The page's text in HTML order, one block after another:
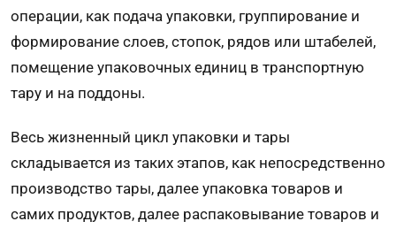
операции, как подача упаковки, группирование и
формирование слоев, стопок, рядов или штабелей,
помещение упаковочных единиц в транспортную
тару и на поддоны.
Весь жизненный цикл упаковки и тары
складывается из таких этапов, как непосредственно
производство тары, далее упаковка товаров и
самих продуктов, далее распаковывание товаров и